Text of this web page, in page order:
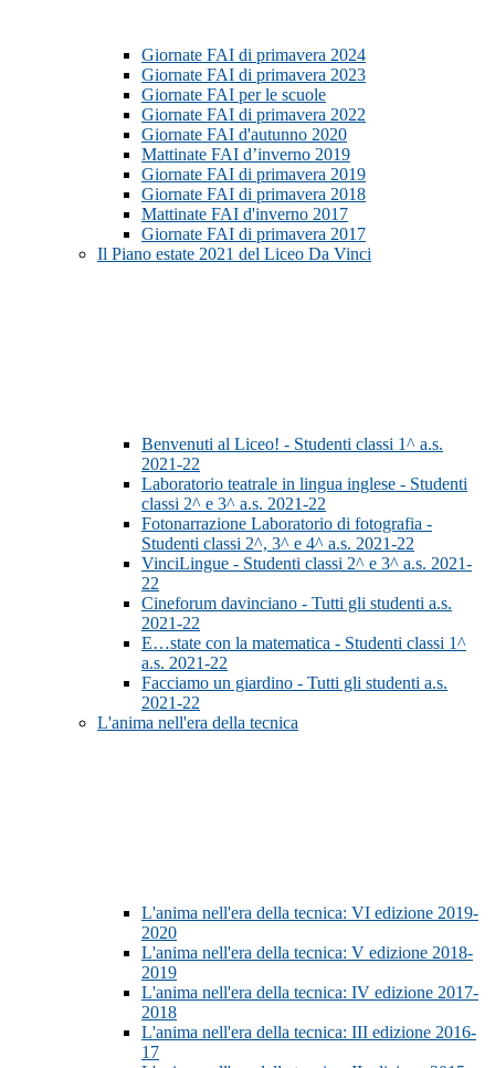
Giornate FAI di primavera 2024
Giornate FAI di primavera 2023
Giornate FAI per le scuole
Giornate FAI di primavera 2022
Giornate FAI d'autunno 2020
Mattinate FAI d’inverno 2019
Giornate FAI di primavera 2019
Giornate FAI di primavera 2018
Mattinate FAI d'inverno 2017
Giornate FAI di primavera 2017
Il Piano estate 2021 del Liceo Da Vinci
Benvenuti al Liceo! - Studenti classi 1^ a.s.
2021-22
Laboratorio teatrale in lingua inglese - Studenti
classi 2^ e 3^ a.s. 2021-22
Fotonarrazione Laboratorio di fotografia -
Studenti classi 2^, 3^ e 4^ a.s. 2021-22
VinciLingue - Studenti classi 2^ e 3^ a.s. 2021-
22
Cineforum davinciano - Tutti gli studenti a.s.
2021-22
E…state con la matematica - Studenti classi 1^
a.s. 2021-22
Facciamo un giardino - Tutti gli studenti a.s.
2021-22
L'anima nell'era della tecnica
L'anima nell'era della tecnica: VI edizione 2019-
2020
L'anima nell'era della tecnica: V edizione 2018-
2019
L'anima nell'era della tecnica: IV edizione 2017-
2018
L'anima nell'era della tecnica: III edizione 2016-
17